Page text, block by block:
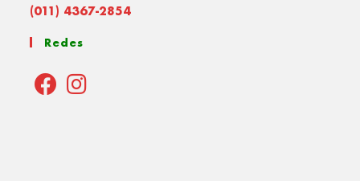
(011) 4367-2854
Redes